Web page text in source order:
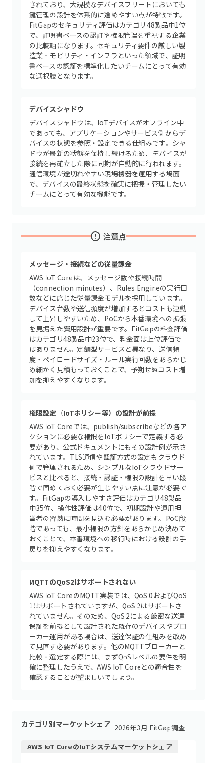
されており、大規模なデバイスフリートにおいても
鍵管理の設計を体系的に進めやすい点が特徴です。
FitGapのセキュリティ評価はカテゴリ48製品中1位
で、証明書ベースの認証や権限管理を重視する企業
の比較軸になります。セキュリティ要件の厳しい製
造業・モビリティ・インフラといった領域で、証明
書ベースの認証を標準化したいチームにとって有効
な選択肢となります。
デバイスシャドウ
デバイスシャドウは、IoTデバイスがオフライン中
であっても、アプリケーションやサービス側からデ
バイスの状態を参照・設定できる仕組みです。シャ
ドウが最新の状態を保持し続けるため、デバイスが
接続を再確立した際に同期が自動的に行われます。
通信環境が途切れやすい現場機器を運用する場面
で、デバイスの最終状態を確実に把握・管理したい
チームにとって有効な機能です。
注意点
メッセージ・接続などの従量課金
AWS IoT Coreは、メッセージ数や接続時間
（connection minutes）、Rules Engineの実行回
数などに応じた従量課金モデルを採用しています。
デバイス台数や送信頻度が増加するとコストも連動
して上昇しやすいため、PoCから本番環境への拡張
を見据えた費用設計が重要です。FitGapの料金評価
はカテゴリ48製品中23位で、料金面は上位評価で
はありません。定額型サービスと異なり、送信頻
度・ペイロードサイズ・ルール実行回数をあらかじ
め細かく見積もっておくことで、予期せぬコスト増
加を抑えやすくなります。
権限設定（IoTポリシー等）の設計が前提
AWS IoT Coreでは、publish/subscribeなどの各ア
クションに必要な権限をIoTポリシーで定義する必
要があり、公式ドキュメントにもその設計例が示さ
れています。TLS通信や認証方式の設定もクラウド
側で管理されるため、シンプルなIoTクラウドサー
ビスと比べると、接続・認証・権限の設計を早い段
階で固めておく必要が生じやすい点に注意が必要で
す。FitGapの導入しやすさ評価はカテゴリ48製品
中35位、操作性評価は40位で、初期設計や運用担
当者の習熟に時間を見込む必要があります。PoC段
階であっても、最小権限の方針をあらかじめ決めて
おくことで、本番環境への移行時における設計の手
戻りを抑えやすくなります。
MQTTのQoS2はサポートされない
AWS IoT CoreのMQTT実装では、QoS 0およびQoS
1はサポートされていますが、QoS 2はサポートさ
れていません。そのため、QoS 2による厳密な送達
保証を前提として設計された既存のデバイスやブロ
ーカー運用がある場合は、送達保証の仕組みを改め
て見直す必要があります。他のMQTTブローカーと
比較・選定する際には、まずQoSレベルの要件を明
確に整理したうえで、AWS IoT Coreとの適合性を
確認することが望ましいでしょう。
カテゴリ別マーケットシェア 2026年3月 FitGap調査
AWS IoT CoreのIoTシステムマーケットシェア